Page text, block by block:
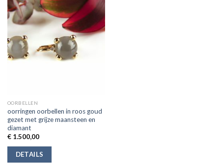
OORBELLEN
oorringen oorbellen in roos goud
gezet met grijze maansteen en
diamant
€1.500,00
DETAILS